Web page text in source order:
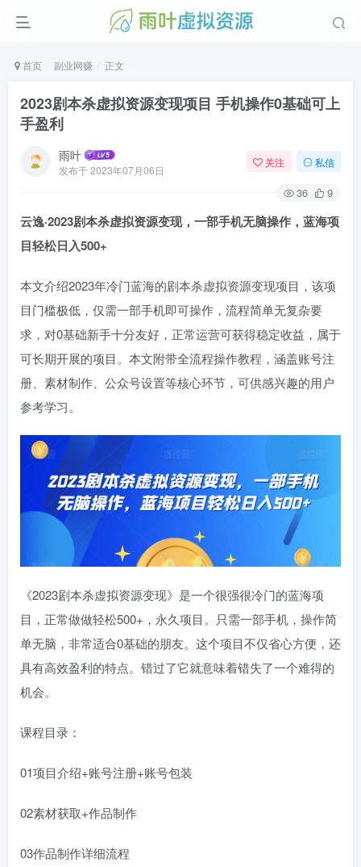
首页 副业网赚 正文
2023剧本杀虚拟资源变现项目 手机操作0基础可上
手盈利
雨叶
发布于2023年07月06日
关注 私信
36 9
云逸·2023剧本杀虚拟资源变现，一部手机无脑操作，蓝海项
目轻松日入500+
本文介绍2023年冷门蓝海的剧本杀虚拟资源变现项目，该项
目门槛极低，仅需一部手机即可操作，流程简单无复杂要
求，对0基础新手十分友好，正常运营可获得稳定收益，属于
可长期开展的项目。本文附带全流程操作教程，涵盖账号注
册、素材制作、公众号设置等核心环节，可供感兴趣的用户
参考学习。
《2023剧本杀虚拟资源变现》是一个很强很冷门的蓝海项
目，正常做做轻松500+，永久项目。只需一部手机，操作简
单无脑，非常适合0基础的朋友。这个项目不仅省心方便，还
具有高效盈利的特点。错过了它就意味着错失了一个难得的
机会。
课程目录：
01项目介绍+账号注册+账号包装
02素材获取+作品制作
03作品制作详细流程